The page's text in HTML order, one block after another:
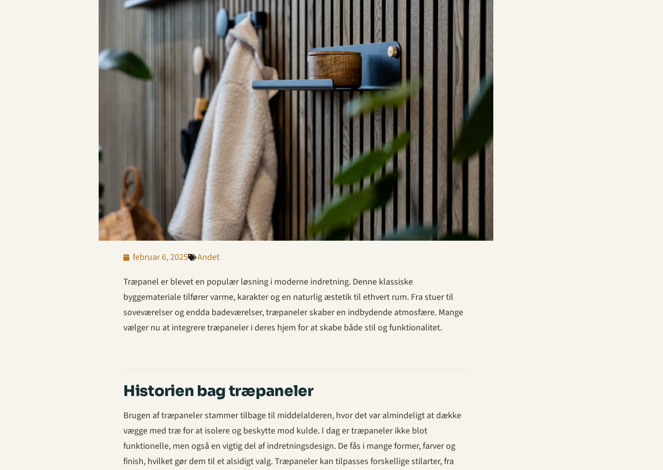
februar 6, 2025
Andet
Træpanel er blevet en populær løsning i moderne indretning. Denne klassiske
byggemateriale tilfører varme, karakter og en naturlig æstetik til ethvert rum. Fra stuer til
soveværelser og endda badeværelser, træpaneler skaber en indbydende atmosfære. Mange
vælger nu at integrere træpaneler i deres hjem for at skabe både stil og funktionalitet.
Historien bag træpaneler
Brugen af træpaneler stammer tilbage til middelalderen, hvor det var almindeligt at dække
vægge med træ for at isolere og beskytte mod kulde. I dag er træpaneler ikke blot
funktionelle, men også en vigtig del af indretningsdesign. De fås i mange former, farver og
finish, hvilket gør dem til et alsidigt valg. Træpaneler kan tilpasses forskellige stilarter, fra